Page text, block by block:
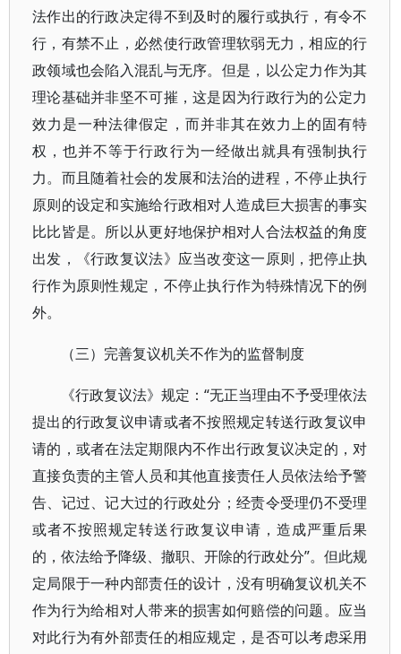
法作出的行政决定得不到及时的履行或执行，有令不
行，有禁不止，必然使行政管理软弱无力，相应的行
政领域也会陷入混乱与无序。但是，以公定力作为其
理论基础并非坚不可摧，这是因为行政行为的公定力
效力是一种法律假定，而并非其在效力上的固有特
权，也并不等于行政行为一经做出就具有强制执行
力。而且随着社会的发展和法治的进程，不停止执行
原则的设定和实施给行政相对人造成巨大损害的事实
比比皆是。所以从更好地保护相对人合法权益的角度
出发，《行政复议法》应当改变这一原则，把停止执
行作为原则性规定，不停止执行作为特殊情况下的例
外。
（三）完善复议机关不作为的监督制度
《行政复议法》规定：“无正当理由不予受理依法
提出的行政复议申请或者不按照规定转送行政复议申
请的，或者在法定期限内不作出行政复议决定的，对
直接负责的主管人员和其他直接责任人员依法给予警
告、记过、记大过的行政处分；经责令受理仍不受理
或者不按照规定转送行政复议申请，造成严重后果
的，依法给予降级、撤职、开除的行政处分”。但此规
定局限于一种内部责任的设计，没有明确复议机关不
作为行为给相对人带来的损害如何赔偿的问题。应当
对此行为有外部责任的相应规定，是否可以考虑采用